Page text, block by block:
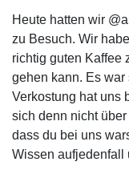
Heute hatten wir
zu Besuch. Wir
richtig guten Kaffee
gehen kann. Es
Verkostung hat uns
sich denn nicht
dass du bei uns
Wissen aufjedenfall